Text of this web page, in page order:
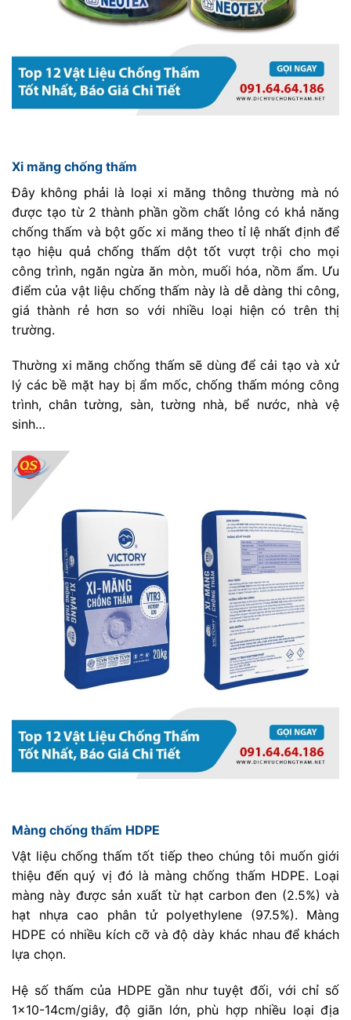
Xi măng chống thấm
Đây không phải là loại xi măng thông thường mà nó
được tạo từ 2 thành phần gồm chất lỏng có khả năng
chống thấm và bột gốc xi măng theo tỉ lệ nhất định để
tạo hiệu quả chống thấm dột tốt vượt trội cho mọi
công trình, ngăn ngừa ăn mòn, muối hóa, nồm ẩm. Ưu
điểm của vật liệu chống thấm này là dễ dàng thi công,
giá thành rẻ hơn so với nhiều loại hiện có trên thị
trường.
Thường xi măng chống thấm sẽ dùng để cải tạo và xử
lý các bề mặt hay bị ẩm mốc, chống thấm móng công
trình, chân tường, sàn, tường nhà, bể nước, nhà vệ
sinh…
Màng chống thấm HDPE
Vật liệu chống thấm tốt tiếp theo chúng tôi muốn giới
thiệu đến quý vị đó là màng chống thấm HDPE. Loại
màng này được sản xuất từ hạt carbon đen (2.5%) và
hạt nhựa cao phân tử polyethylene (97.5%). Màng
HDPE có nhiều kích cỡ và độ dày khác nhau để khách
lựa chọn.
Hệ số thấm của HDPE gần như tuyệt đối, với chỉ số
1×10-14cm/giây, độ giãn lớn, phù hợp nhiều loại địa